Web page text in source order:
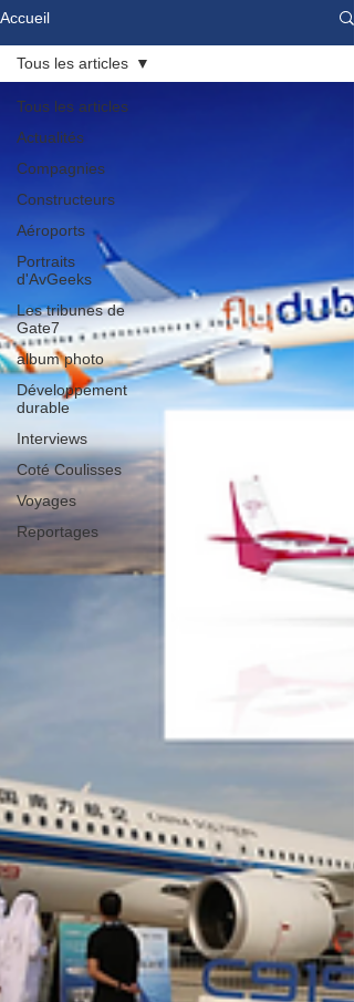
Accueil
Tous les articles
Actualités
Compagnies
Constructeurs
Aéroports
Portraits
d'AvGeeks
Les tribunes de
Gate7
album photo
Développement
durable
Interviews
Coté Coulisses
Voyages
Reportages
Tous les articles